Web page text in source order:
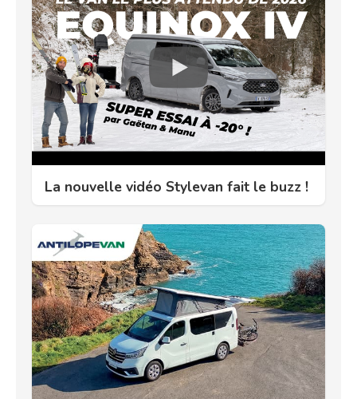
La nouvelle vidéo Stylevan fait le buzz !